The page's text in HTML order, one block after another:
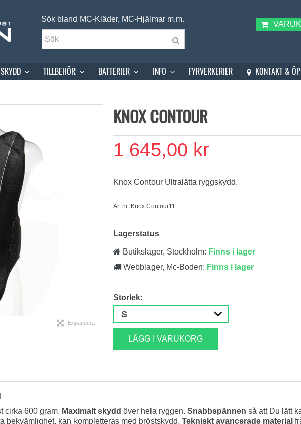
Sök bland MC-Kläder, MC-Hjälmar m.m.
TILLBEHÖR BATTERIER INFO FYRVERKERIER KONTAKT &
Expandera
KNOX CONTOUR
1 645,00 kr
Knox Contour Ultralätta ryggskydd.
Art.nr: Knox Contour11
Lagerstatus
Butikslager, Stockholm: Finns i lager
Webblager, Mc-Boden: Finns i lager
Storlek:
LÄGG I VARUKORG
cirka 600 gram. Maximalt skydd över hela ryggen. Snabbspännen så att Du lätt
bekvämlighet, kan kompletteras med bröstskydd. Tekniskt avancerade material